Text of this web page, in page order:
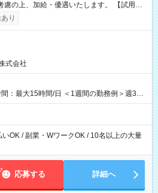
上、加給・優遇いたします。 【試用期
り
式会社
：最大15時間/日 ＜1週間の勤務例＞週3回
：火・木・土・日 好きな時にお仕事
OK / 副業・WワークOK / 10名以上の大量
応募する 詳細へ